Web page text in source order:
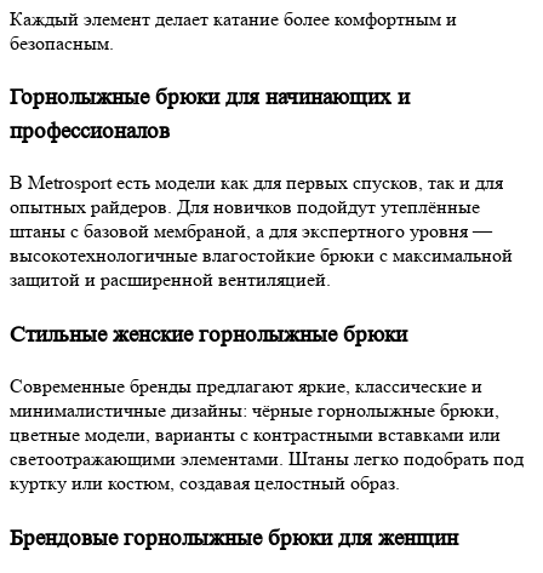
Каждый элемент делает катание более комфортным и
безопасным.
Горнолыжные брюки для начинающих и
профессионалов
В Metrosport есть модели как для первых спусков, так и для
опытных райдеров. Для новичков подойдут утеплённые
штаны с базовой мембраной, а для экспертного уровня —
высокотехнологичные влагостойкие брюки с максимальной
защитой и расширенной вентиляцией.
Стильные женские горнолыжные брюки
Современные бренды предлагают яркие, классические и
минималистичные дизайны: чёрные горнолыжные брюки,
цветные модели, варианты с контрастными вставками или
светоотражающими элементами. Штаны легко подобрать под
куртку или костюм, создавая целостный образ.
Брендовые горнолыжные брюки для женщин